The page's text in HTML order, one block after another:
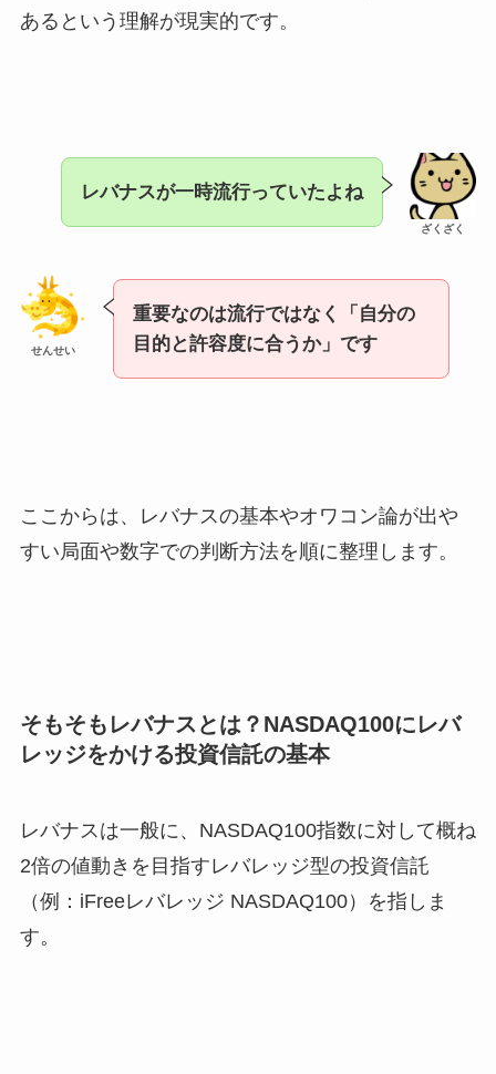
あるという理解が現実的です。
ざくざく
レバナスが一時流行っていたよね
せんせい
重要なのは流行ではなく「自分の
目的と許容度に合うか」です
ここからは、レバナスの基本やオワコン論が出や
すい局面や数字での判断方法を順に整理します。
そもそもレバナスとは？NASDAQ100にレバ
レッジをかける投資信託の基本
レバナスは一般に、NASDAQ100指数に対して概ね
2倍の値動きを目指すレバレッジ型の投資信託
（例：iFreeレバレッジ NASDAQ100）を指しま
す。